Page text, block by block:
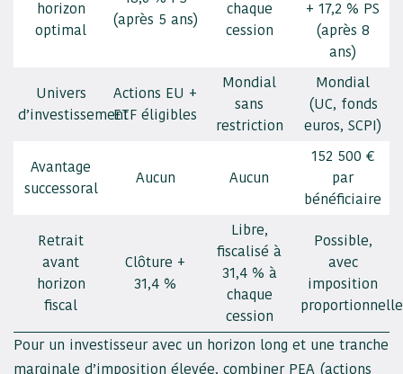
horizon
optimal
(après 5 ans)
chaque
cession
+ 17,2 % PS
(après 8
ans)
Univers
d’investissement
Actions EU +
ETF éligibles
Mondial
sans
restriction
Mondial
(UC, fonds
euros, SCPI)
Avantage
successoral
Aucun Aucun
152 500 €
par
bénéficiaire
Retrait
avant
horizon
fiscal
Clôture +
31,4 %
Libre,
fiscalisé à
31,4 % à
chaque
cession
Possible,
avec
imposition
proportionnelle
Pour un investisseur avec un horizon long et une tranche
marginale d’imposition élevée, combiner PEA (actions